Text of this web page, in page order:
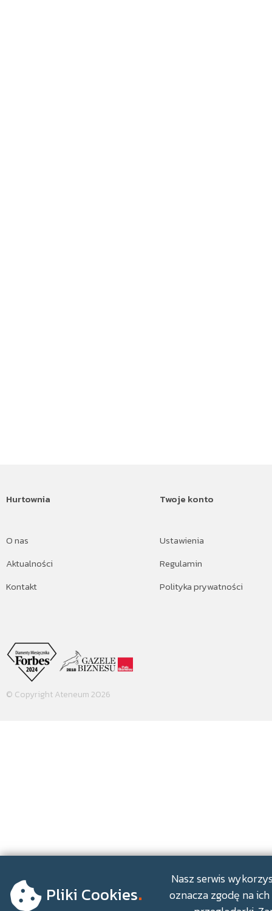
Hurtownia
O nas
Aktualności
Kontakt
Twoje konto
Ustawienia
Regulamin
Polityka prywatności
© Copyright Ateneum 2026
Pliki Cookies.
Nasz serwis
oznacza zgodę na